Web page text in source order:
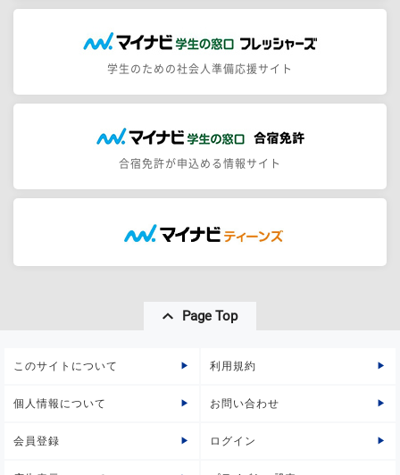
学生のための社会人準備応援サイト
合宿免許が申込める情報サイト
Page Top
このサイトについて 利用規約
個人情報について お問い合わせ
会員登録 ログイン